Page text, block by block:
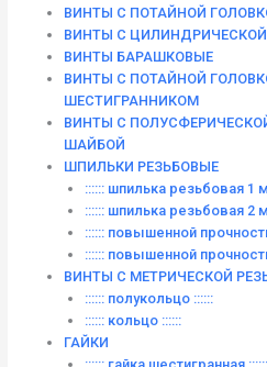
ВИНТЫ С ПОТАЙНОЙ
ВИНТЫ С
ВИНТЫ БАРАШКОВЫЕ
ВИНТЫ С ПОТАЙНОЙ
ШЕСТИГРАННИКОМ
ВИНТЫ С
ШАЙБОЙ
ШПИЛЬКИ РЕЗЬБОВЫЕ
:::::: шпилька резьбовая 1
:::::: шпилька резьбовая 2
:::::: повышенной
:::::: повышенной
ВИНТЫ C МЕТРИЧЕСКОЙ
:::::: полукольцо ::::::
:::::: кольцо ::::::
ГАЙКИ